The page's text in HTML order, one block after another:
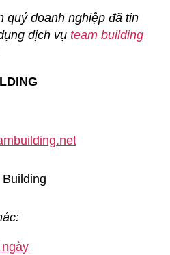
quý doanh nghiệp đã tin
dịch vụ team building